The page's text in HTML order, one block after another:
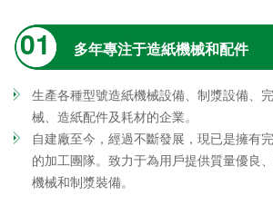
01 多年專注于造紙機械和配件
生產各種型號造紙機械設備、制漿設備、
械、造紙配件及耗材的企業。
自建廠至今，經過不斷發展，現已是擁有
的加工團隊。致力于為用戶提供質量優良
機械和制漿裝備。